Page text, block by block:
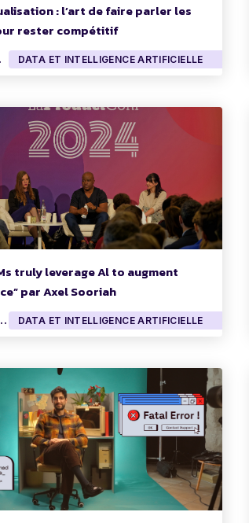
: l’art de faire parler les
rester compétitif
DATA ET INTELLIGENCE ARTIFICIELLE
truly leverage Al to augment
par Axel Sooriah
2024 DATA ET INTELLIGENCE ARTIFICIELLE